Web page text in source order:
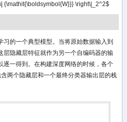
{\mathit{\boldsymbol{W}}} \right\|_2^2$
的一个典型模型。当将原始数据输入到
隐藏层特征就作为另一个自编码器的输
逐一得到。在构建深度网络的时候，各个
两个隐藏层和一个最终分类器输出层的栈